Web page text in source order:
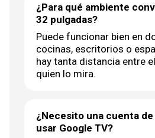
¿Para qué ambiente
32 pulgadas?
Puede funcionar bien en
cocinas, escritorios o
hay tanta distancia entre
quien lo mira.
¿Necesito una cuenta de
usar Google TV?